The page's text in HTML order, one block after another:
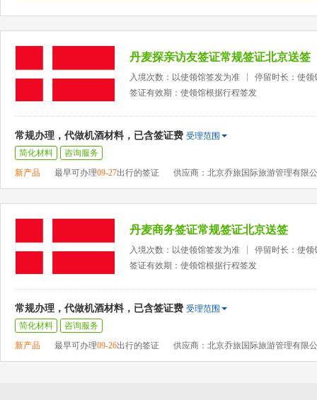
丹麦探亲访友签证常规签证北京送签
入境次数：以使领馆签发为准
停留时长：使领
签证有效期：使领馆根据行程签发
常规办理，代做机酒材料，已含签证费 受理范围
简化材料
咨询服务
新产品
最早可办理09-27出行的签证 供应商：北京乔旅国际旅游管理有限
丹麦商务签证常规签证北京送签
入境次数：以使领馆签发为准
停留时长：使领
签证有效期：使领馆根据行程签发
常规办理，代做机酒材料，已含签证费 受理范围
简化材料
咨询服务
新产品
最早可办理09-26出行的签证 供应商：北京乔旅国际旅游管理有限